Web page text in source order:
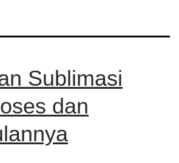
Sublimasi
dan